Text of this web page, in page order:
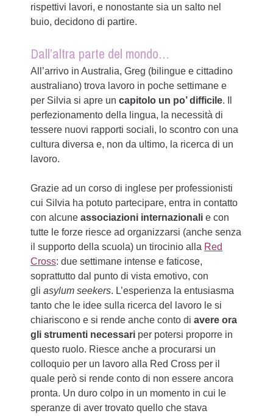
rispettivi lavori, e nonostante sia un salto nel
buio, decidono di partire.
Dall’altra parte del mondo…
All’arrivo in Australia, Greg (bilingue e cittadino
australiano) trova lavoro in poche settimane e
per Silvia si apre uncapitolo un po’ difficile. Il
perfezionamento della lingua, la necessità di
tessere nuovi rapporti sociali, lo scontro con una
cultura diversa e, non da ultimo, la ricerca di un
lavoro.
Grazie ad un corso di inglese per professionisti
cui Silvia ha potuto partecipare, entra in contatto
con alcuneassociazioni internazionali e con
tutte le forze riesce ad organizzarsi (anche senza
il supporto della scuola) un tirocinio alla Red
Cross: due settimane intense e faticose,
soprattutto dal punto di vista emotivo, con
gliasylum seekers. L’esperienza la entusiasma
tanto che le idee sulla ricerca del lavoro le si
chiariscono e si rende anche conto diavere ora
gli strumenti necessari per potersi proporre in
questo ruolo. Riesce anche a procurarsi un
colloquio per un lavoro alla Red Cross per il
quale però si rende conto di non essere ancora
pronta. Un duro colpo in un momento in cui le
speranze di aver trovato quello che stava